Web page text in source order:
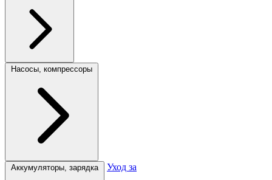
Насосы, компрессоры
Аккумуляторы, зарядка Уход за